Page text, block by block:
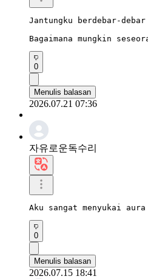
Jantungku berdebar-
Bagaimana mungkin
0
Menulis balasan
2026.07.21 07:36
자유로운독수리
Aku sangat menyukai
0
Menulis balasan
2026.07.15 18:41